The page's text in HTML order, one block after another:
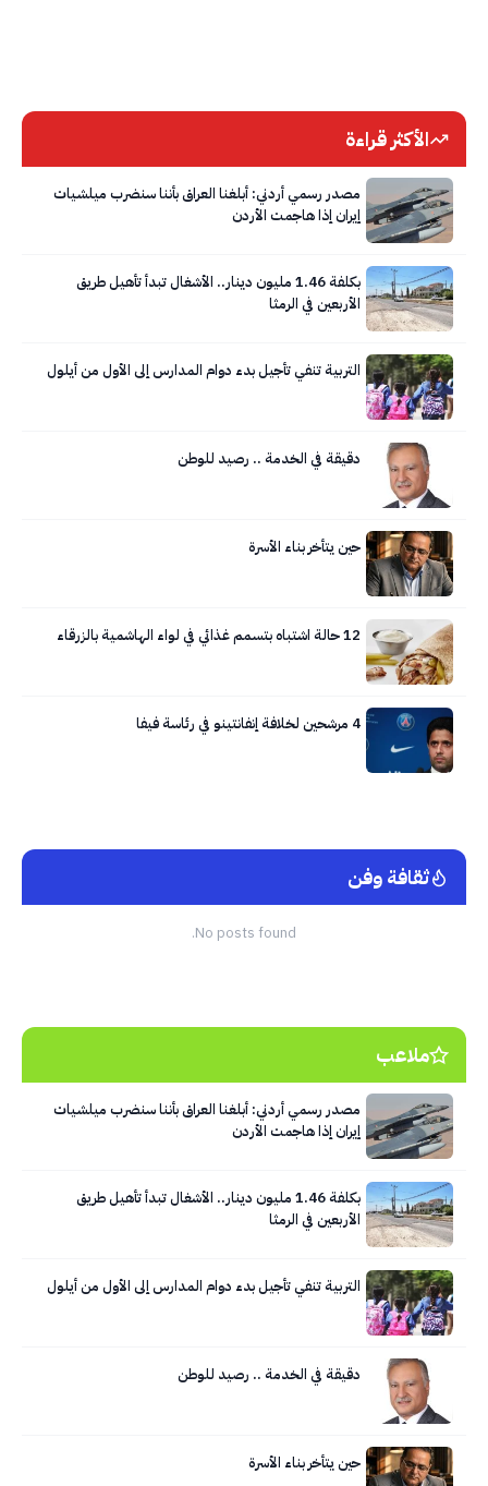
الأكثر قراءة
مصدر رسمي أردني: أبلغنا العراق بأننا سنضرب ميلشيات
إيران إذا هاجمت الأردن
بكلفة 1.46 مليون دينار.. الأشغال تبدأ تأهيل طريق
الأربعين في الرمثا
التربية تنفي تأجيل بدء دوام المدارس إلى الأول من أيلول
دقيقة في الخدمة .. رصيد للوطن
حين يتأخر بناء الأسرة
12 حالة اشتباه بتسمم غذائي في لواء الهاشمية بالزرقاء
4 مرشحين لخلافة إنفانتينو في رئاسة فيفا
ثقافة وفن
No posts found.
ملاعب
مصدر رسمي أردني: أبلغنا العراق بأننا سنضرب ميلشيات
إيران إذا هاجمت الأردن
بكلفة 1.46 مليون دينار.. الأشغال تبدأ تأهيل طريق
الأربعين في الرمثا
التربية تنفي تأجيل بدء دوام المدارس إلى الأول من أيلول
دقيقة في الخدمة .. رصيد للوطن
حين يتأخر بناء الأسرة